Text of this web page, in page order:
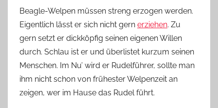
Beagle-Welpen müssen streng erzogen werden.
Eigentlich lässt er sich nicht gern erziehen. Zu
gern setzt er dickköpfig seinen eigenen Willen
durch. Schlau ist er und überlistet kurzum seinen
Menschen. Im Nu’ wird er Rudelführer, sollte man
ihm nicht schon von frühester Welpenzeit an
zeigen, wer im Hause das Rudel führt.